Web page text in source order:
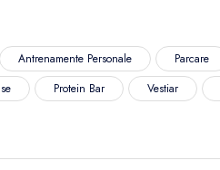
Antrenamente Personale Parcare
Protein Bar Vestiar